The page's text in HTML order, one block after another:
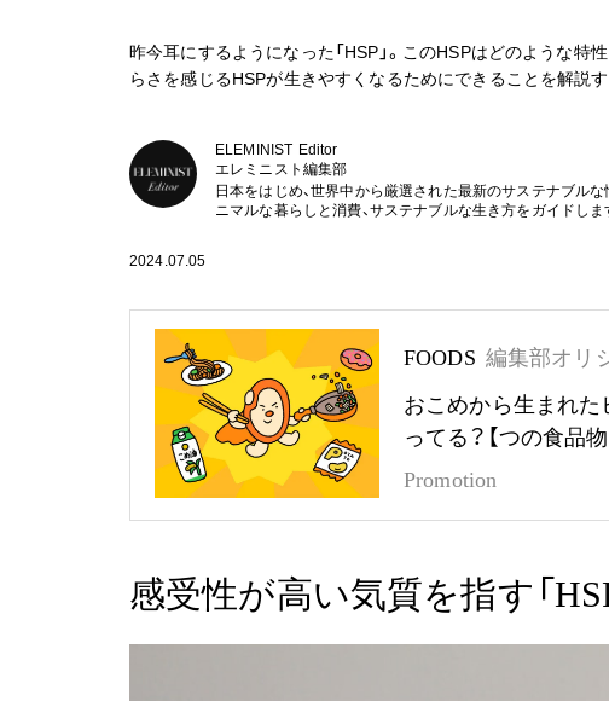
昨今耳にするようになった「HSP」。このHSPはどのような特
らさを感じるHSPが生きやすくなるためにできることを解説す
ELEMINIST Editor
エレミニスト編集部
日本をはじめ、世界中から厳選された最新のサステナブル
ニマルな暮らしと消費、サステナブルな生き方をガイドしま
2024.07.05
FOODS 編集部オリ
おこめから生まれた
ってる？【つの食品物
Promotion
感受性が高い気質を指す「